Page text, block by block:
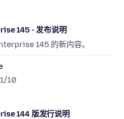
145 - 发布说明
145 的新内容。
10
144 版发行说明